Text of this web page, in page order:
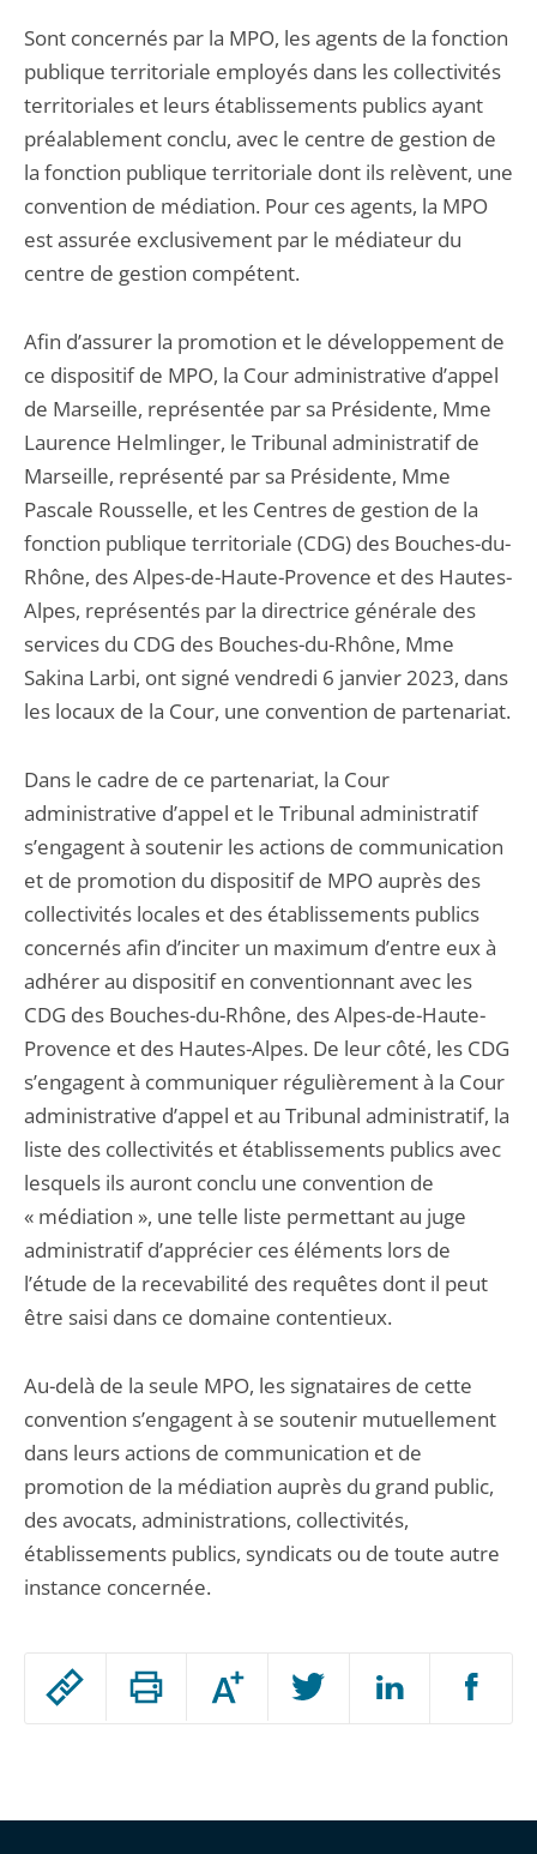
Passer
Augmenter
ou
Sont concernés par la MPO, les agents de la fonction
publique territoriale employés dans les collectivités
territoriales et leurs établissements publics ayant
préalablement conclu, avec le centre de gestion de
la fonction publique territoriale dont ils relèvent, une
convention de médiation. Pour ces agents, la MPO
est assurée exclusivement par le médiateur du
centre de gestion compétent.
Afin d’assurer la promotion et le développement de
ce dispositif de MPO, la Cour administrative d’appel
de Marseille, représentée par sa Présidente, Mme
Laurence Helmlinger, le Tribunal administratif de
Marseille, représenté par sa Présidente, Mme
Pascale Rousselle, et les Centres de gestion de la
fonction publique territoriale (CDG) des Bouches-du-
Rhône, des Alpes-de-Haute-Provence et des Hautes-
Alpes, représentés par la directrice générale des
services du CDG des Bouches-du-Rhône, Mme
Sakina Larbi, ont signé vendredi 6 janvier 2023, dans
les locaux de la Cour, une convention de partenariat.
Dans le cadre de ce partenariat, la Cour
administrative d’appel et le Tribunal administratif
s’engagent à soutenir les actions de communication
et de promotion du dispositif de MPO auprès des
collectivités locales et des établissements publics
concernés afin d’inciter un maximum d’entre eux à
adhérer au dispositif en conventionnant avec les
CDG des Bouches-du-Rhône, des Alpes-de-Haute-
Provence et des Hautes-Alpes. De leur côté, les CDG
s’engagent à communiquer régulièrement à la Cour
administrative d’appel et au Tribunal administratif, la
liste des collectivités et établissements publics avec
lesquels ils auront conclu une convention de
« médiation », une telle liste permettant au juge
administratif d’apprécier ces éléments lors de
l’étude de la recevabilité des requêtes dont il peut
être saisi dans ce domaine contentieux.
Au-delà de la seule MPO, les signataires de cette
convention s’engagent à se soutenir mutuellement
dans leurs actions de communication et de
promotion de la médiation auprès du grand public,
des avocats, administrations, collectivités,
établissements publics, syndicats ou de toute autre
instance concernée.